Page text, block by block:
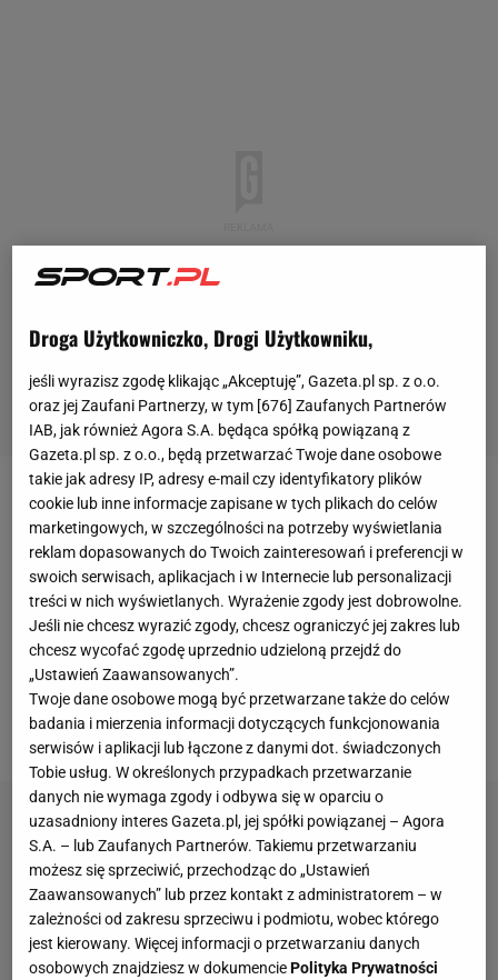
Skorupski jest formalnie zawodnikiem Romy, ale od
dwóch sezonów przebywa na wypożyczeniu w
Empoli. Swoją postawą zachwycakibiców. W
sezonie 2016/17 zanotował aż 144 skuteczne
interwencje, więcej od wszystkich innych bramkarzy
Serie A. Ogółem w 35meczach
zachował czyste konto. Mimo jego świetnej postawi
Empoli zostało zdegradowane.
Droga Użytkowniczko, Drogi Użytkowniku,
jeśli wyrazisz zgodę klikając „Akceptuję”, Gazeta.pl sp. z o.o.
oraz jej Zaufani Partnerzy, w tym [676] Zaufanych Partnerów
IAB, jak również Agora S.A. będąca spółką powiązaną z
Gazeta.pl sp. z o.o., będą przetwarzać Twoje dane osobowe
takie jak adresy IP, adresy e-mail czy identyfikatory plików
cookie lub inne informacje zapisane w tych plikach do celów
marketingowych, w szczególności na potrzeby wyświetlania
reklam dopasowanych do Twoich zainteresowań i preferencji w
swoich serwisach, aplikacjach i w Internecie lub personalizacji
treści w nich wyświetlanych. Wyrażenie zgody jest dobrowolne.
Jeśli nie chcesz wyrazić zgody, chcesz ograniczyć jej zakres lub
chcesz wycofać zgodę uprzednio udzieloną przejdź do
„Ustawień Zaawansowanych”.
Twoje dane osobowe mogą być przetwarzane także do celów
badania i mierzenia informacji dotyczących funkcjonowania
serwisów i aplikacji lub łączone z danymi dot. świadczonych
Tobie usług. W określonych przypadkach przetwarzanie
danych nie wymaga zgody i odbywa się w oparciu o
uzasadniony interes Gazeta.pl, jej spółki powiązanej – Agora
S.A. – lub Zaufanych Partnerów. Takiemu przetwarzaniu
możesz się sprzeciwić, przechodząc do „Ustawień
Zaawansowanych” lub przez kontakt z administratorem – w
zależności od zakresu sprzeciwu i podmiotu, wobec którego
jest kierowany. Więcej informacji o przetwarzaniu danych
osobowych znajdziesz w dokumenciePolityka Prywatności